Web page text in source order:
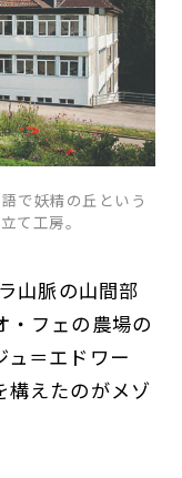
で妖精の丘という
て工房。
山脈の山間部
・フェの農場の
ュ＝エドワー
構えたのがメゾ